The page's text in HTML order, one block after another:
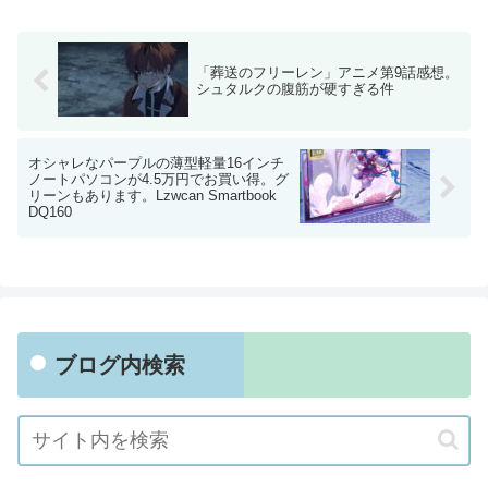
「葬送のフリーレン」アニメ第9話感想。
シュタルクの腹筋が硬すぎる件
オシャレなパープルの薄型軽量16インチ
ノートパソコンが4.5万円でお買い得。グ
リーンもあります。Lzwcan Smartbook
DQ160
ブログ内検索